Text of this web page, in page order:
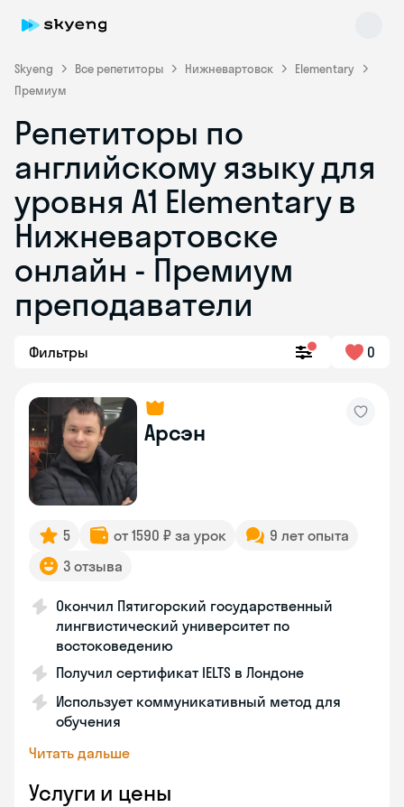
Skyeng Все репетиторы Нижневартовск
Elementary
Премиум
Репетиторы по
английскому языку для
уровня A1 Elementary в
Нижневартовске
онлайн - Премиум
преподаватели
Фильтры 0
Арсэн
5 от 1590 ₽ за урок
9 лет опыта
3 отзыва
Окончил Пятигорский государственный
лингвистический университет по
востоковедению
Получил сертификат IELTS в Лондоне
Использует коммуникативный метод для
обучения
Читать дальше
Услуги и цены
Skyeng Chat